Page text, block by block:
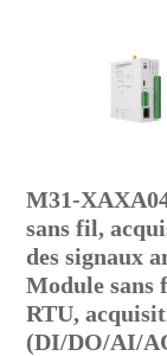
M31-
sans fil,
des signaux
Module sans
RTU,
(DI/DO/AI/